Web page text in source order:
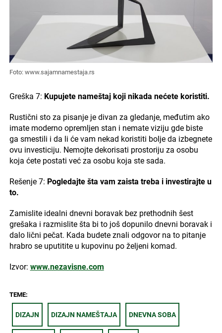
Foto: www.sajamnamestaja.rs
Greška 7: Kupujete nameštaj koji nikada nećete koristiti.
Rustični sto za pisanje je divan za gledanje, međutim ako
imate moderno opremljen stan i nemate viziju gde biste
ga smestili i da li će vam nekad koristiti bolje da izbegnete
ovu investiciju. Nemojte dekorisati prostoriju za osobu
koja ćete postati već za osobu koja ste sada.
Rešenje 7: Pogledajte šta vam zaista treba i investirajte u
to.
Zamislite idealni dnevni boravak bez prethodnih šest
grešaka i razmislite šta bi to još dopunilo dnevni boravak i
dalo lični pečat. Kada budete znali odgovor na to pitanje
hrabro se uputitite u kupovinu po željeni komad.
Izvor: www.nezavisne.com
TEME:
DIZAJN DIZAJN NAMEŠTAJA DNEVNA SOBA